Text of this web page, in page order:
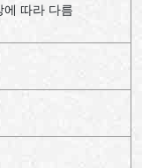
에 따라 다름